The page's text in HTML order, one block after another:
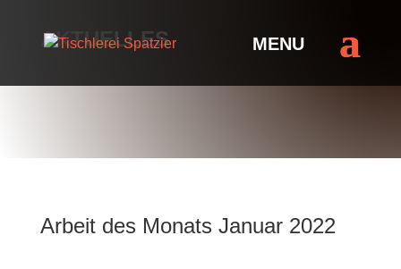
AKTUELLES
Arbeit des Monats Januar 2022